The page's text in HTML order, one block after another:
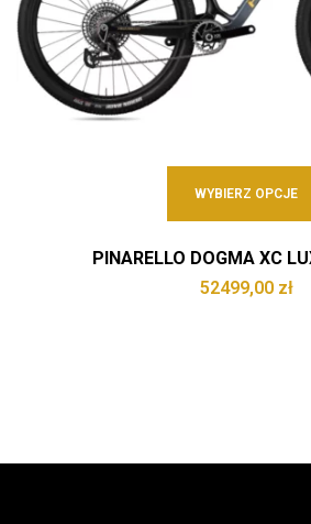
WYBIERZ OPCJE
PINARELLO DOGMA XC
52499,00 zł